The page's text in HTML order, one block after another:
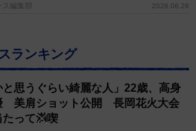
編集部 2026.06.28
ランキング
と思うぐらい綺麗な人」22歳、高身
美肩ショット公開 長岡花火大会
たって満喫